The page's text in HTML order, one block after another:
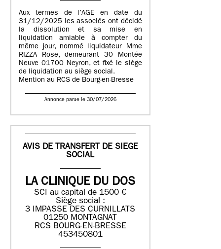
Aux termes de l’AGE en date du
31/12/2025 les associés ont décidé
la dissolution et sa mise en
liquidation amiable à compter du
même jour, nommé liquidateur Mme
RIZZA Rose, demeurant 30 Montée
Neuve 01700 Neyron, et fixé le siège
de liquidation au siège social.
Mention au RCS de Bourg-en-Bresse
Annonce parue le 30/07/2026
AVIS DE TRANSFERT DE SIEGE
SOCIAL
LA CLINIQUE DU DOS
SCI au capital de 1500 €
Siège social :
3 IMPASSE DES CURNILLATS
01250 MONTAGNAT
RCS BOURG-EN-BRESSE
453450801